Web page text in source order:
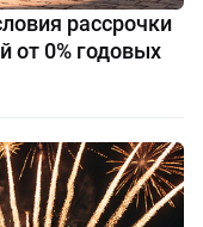
рассрочки
от 0% годовых